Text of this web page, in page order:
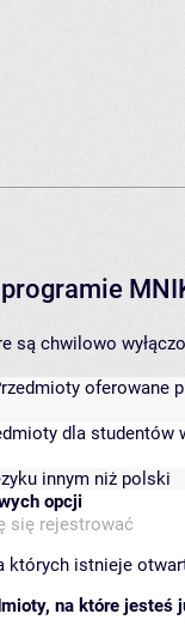
są chwilowo
oferowane
dla studentów
innym niż polski
opcji
się rejestrować
których istnieje
na które jesteś